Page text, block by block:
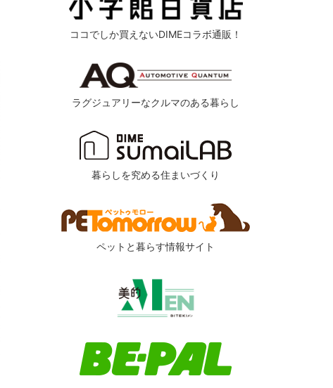
ココでしか買えないDIMEコラボ通販！
ラグジュアリーなクルマのある暮らし
暮らしを究める住まいづくり
ペットと暮らす情報サイト